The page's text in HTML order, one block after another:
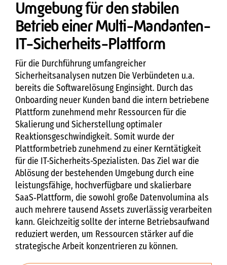
Umgebung für den stabilen
Betrieb einer Multi-Mandanten-
IT-Sicherheits-Plattform
Für die Durchführung umfangreicher
Sicherheitsanalysen nutzen Die Verbündeten u.a.
bereits die Softwarelösung Enginsight. Durch das
Onboarding neuer Kunden band die intern betriebene
Plattform zunehmend mehr Ressourcen für die
Skalierung und Sicherstellung optimaler
Reaktionsgeschwindigkeit. Somit wurde der
Plattformbetrieb zunehmend zu einer Kerntätigkeit
für die IT-Sicherheits-Spezialisten. Das Ziel war die
Ablösung der bestehenden Umgebung durch eine
leistungsfähige, hochverfügbare und skalierbare
SaaS‑Plattform, die sowohl große Datenvolumina als
auch mehrere tausend Assets zuverlässig verarbeiten
kann. Gleichzeitig sollte der interne Betriebsaufwand
reduziert werden, um Ressourcen stärker auf die
strategische Arbeit konzentrieren zu können.